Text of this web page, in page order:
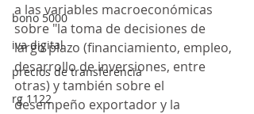
bono 5000
iva digital
precios de transferencia
rg 1122
a las variables macroeconómicas
sobre "la toma de decisiones de
largo plazo (financiamiento, empleo,
desarrollo de inversiones, entre
otras) y también sobre el
desempeño exportador y la